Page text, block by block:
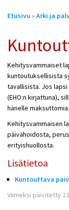
Olet
Etusivu » Arki ja
Kehitysvammaiset
kuntoutuksellisista
tavallisista. Jos
(EHO:n kirjattuna),
hänelle maksuttomia.
Kehitysvammaisen
päivähoidosta,
erityishuollosta.
Lisätietoa
Kuntouttava
Viimeksi päivitetty